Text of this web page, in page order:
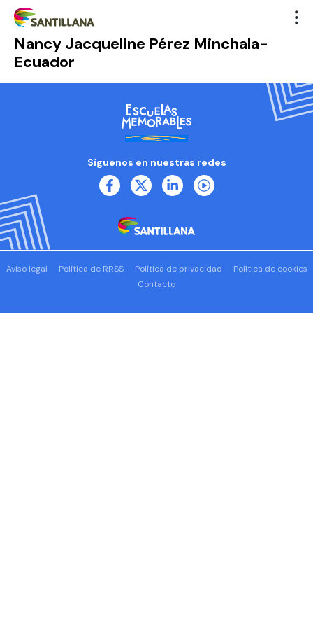
Nancy Jacqueline Pérez Minchala-
Ecuador
Síguenos en nuestras redes
Aviso legal Política de RRSS Política de privacidad
Política de cookies
Contacto